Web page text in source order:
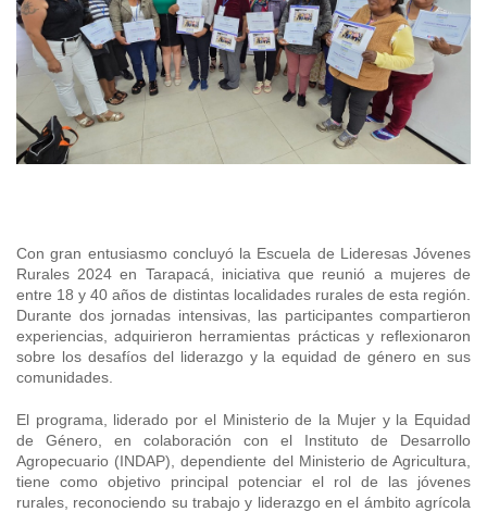
Oficina virtual de atención ciudadana
Indicadores de Gestión
Trabaje en INDAP
Programa de Alianzas Productivas
Crédito Corto Plazo
Ver todos los Programas
Concursos de Fomento
Biobío
Seminarios
Biblioteca
Contacto de Prensa
Podcast
Fotografía
Biblioteca
Con gran entusiasmo concluyó la Escuela de Lideresas Jóvenes
Rurales 2024 en Tarapacá, iniciativa que reunió a mujeres de
entre 18 y 40 años de distintas localidades rurales de esta región.
Durante dos jornadas intensivas, las participantes compartieron
experiencias, adquirieron herramientas prácticas y reflexionaron
sobre los desafíos del liderazgo y la equidad de género en sus
comunidades.
El programa, liderado por el Ministerio de la Mujer y la Equidad
de Género, en colaboración con el Instituto de Desarrollo
Agropecuario (INDAP), dependiente del Ministerio de Agricultura,
tiene como objetivo principal potenciar el rol de las jóvenes
rurales, reconociendo su trabajo y liderazgo en el ámbito agrícola